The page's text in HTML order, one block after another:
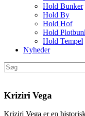
Hold Bunker
Hold By
Hold Hof
Hold
Hold Tempel
Nyheder
Kriziri Vega
Kriziri Vega er en